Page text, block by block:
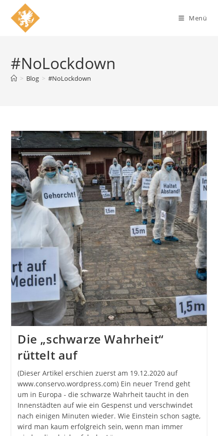
Inhalt
springen
Menü
#NoLockdown
> Blog > #NoLockdown
Die „schwarze Wahrheit“
rüttelt auf
(Dieser Artikel erschien zuerst am 19.12.2020 auf
www.conservo.wordpress.com) Ein neuer Trend geht
um in Europa - die schwarze Wahrheit taucht in den
Innenstädten auf wie ein Gespenst und verschwindet
nach einigen Minuten wieder. Wie Einstein schon sagte,
wird man kaum erfolgreich sein, wenn man immer